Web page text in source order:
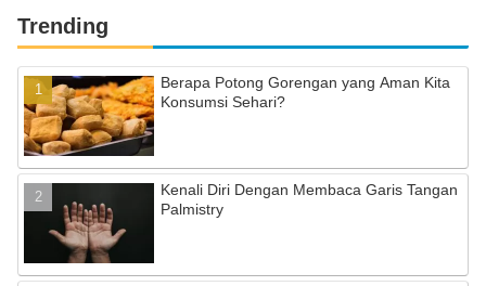
Trending
Berapa Potong Gorengan yang Aman Kita
Konsumsi Sehari?
Kenali Diri Dengan Membaca Garis Tangan
Palmistry